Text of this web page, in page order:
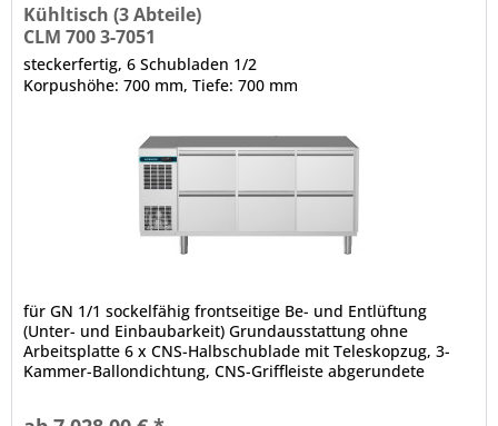
Kühltisch (3 Abteile)
CLM 700 3-7051
steckerfertig, 6 Schubladen 1/2
Korpushöhe: 700 mm, Tiefe: 700 mm
für GN 1/1 sockelfähig frontseitige Be- und Entlüftung
(Unter- und Einbaubarkeit) Grundausstattung ohne
Arbeitsplatte 6 x CNS-Halbschublade mit Teleskopzug, 3-
Kammer-Ballondichtung, CNS-Griffleiste abgerundete